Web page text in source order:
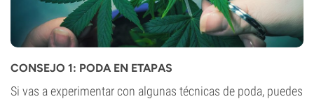
CONSEJO 1: PODA EN ETAPAS
Si vas a experimentar con algunas técnicas de poda, puedes